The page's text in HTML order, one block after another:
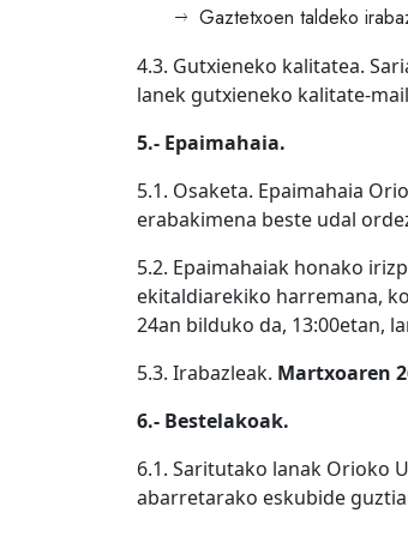
Gaztetxoen taldeko
4.3. Gutxieneko kalitatea.
lanek gutxieneko kalitate-
5.- Epaimahaia.
5.1. Osaketa. Epaimahaia
erabakimena beste udal
5.2. Epaimahaiak honako
ekitaldiarekiko harremana,
24an bilduko da, 13:00etan,
5.3. Irabazleak. Martxoaren
6.- Bestelakoak.
6.1. Saritutako lanak Orioko
abarretarako eskubide